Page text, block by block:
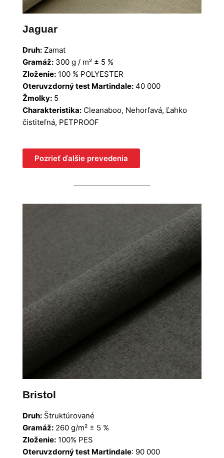
Jaguar
Druh: Zamat
Gramáž: 300 g / m² ± 5 %
Zloženie: 100 % POLYESTER
Oteruvzdorný test Martindale: 40 000
Žmolky: 5
Charakteristika: Cleanaboo, Nehorľavá, Ľahko
čistiteľná, PETPROOF
Pozrieť ďalšie prevedenia
Bristol
Druh: Štruktúrované
Gramáž: 260 g/m² ± 5 %
Zloženie: 100% PES
Oteruvzdorný test Martindale: 90 000